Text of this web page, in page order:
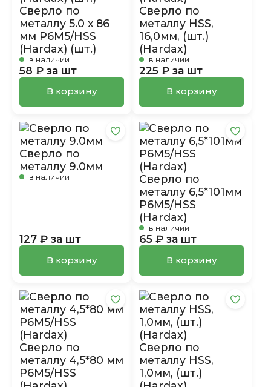
Сверло по
металлу 5.0 х 86
мм P6M5/HSS
(Hardax) (шт.)
в наличии
58 ₽ за шт
В корзину
Сверло по
металлу HSS,
16,0мм, (шт.)
(Hardax)
в наличии
225 ₽ за шт
В корзину
Сверло по
металлу 9.0мм
в наличии
127 ₽ за шт
В корзину
Сверло по
металлу 6,5*101мм
P6M5/HSS
(Hardax)
в наличии
65 ₽ за шт
В корзину
Сверло по
металлу 4,5*80 мм
P6M5/HSS
Сверло по
металлу HSS,
1,0мм, (шт.)